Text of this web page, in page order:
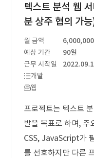
텍스트 분석 웹
분 상주 협의 가
월 금액
예상 기간
90일
근무 시작일
개발
웹
프로젝트는 텍스트
발을 목표로 하며,
CSS, JavaScript가
를 선호하지만 다른